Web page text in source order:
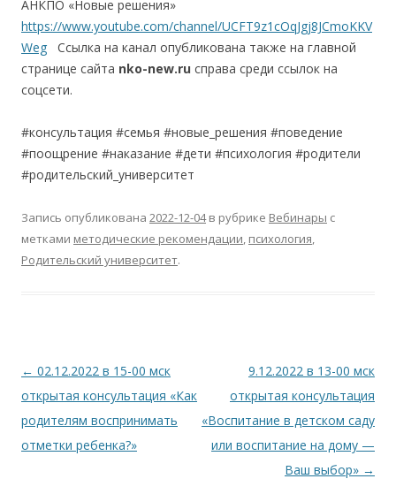
АНКПО «Новые решения»
https://www.youtube.com/channel/UCFT9z1cOqJgj8JCmoKKV
Weg Ссылка на канал опубликована также на главной
странице сайта nko-new.ru справа среди ссылок на
соцсети.
#консультация #семья #новые_решения #поведение
#поощрение #наказание #дети #психология #родители
#родительский_университет
Запись опубликована 2022-12-04в рубрике Вебинары с
метками методические рекомендации, психология,
Родительский университет.
Навигация
по
записям
← 02.12.2022 в 15-00 мск
открытая консультация «Как
родителям воспринимать
отметки ребенка?»
9.12.2022 в 13-00 мск
открытая консультация
«Воспитание в детском саду
или воспитание на дому —
Ваш выбор» →